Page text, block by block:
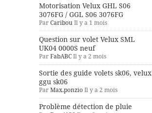
Motorisation Velux GHL S06
3076FG / GGL S06 3076FG
ParCaribouIl y a 1 mois
Question sur volet Velux SML
UK04 0000S neuf
ParFabABCIl y a 2 mois
Sortie des guide volets sk06, velux
ggu sk06
ParMax.ponzioIl y a 2 mois
Problème détection de pluie